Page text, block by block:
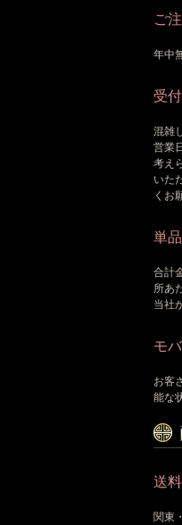
ご
年中
受付
混雑
営業
考え
いた
くお
単
合計
所あ
当社
モ
お客
能な
送
関東